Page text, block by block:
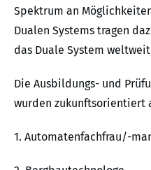
Spektrum an
Dualen Systems tragen
das Duale System
Die Ausbildungs- und
wurden zukunftsorientiert
1. Automatenfachfrau/-